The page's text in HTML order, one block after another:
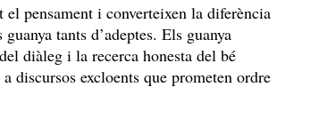
pensament i converteixen la diferència
tants d’adeptes. Els guanya
diàleg i la recerca honesta del bé
discursos excloents que prometen ordre